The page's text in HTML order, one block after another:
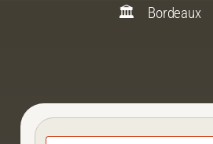
🏛️ Bordeaux